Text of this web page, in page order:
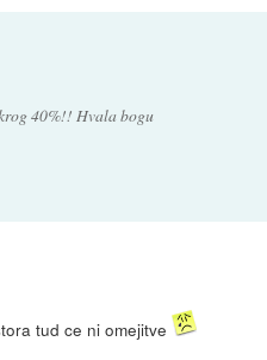
40%!! Hvala bogu
tud ce ni omejitve